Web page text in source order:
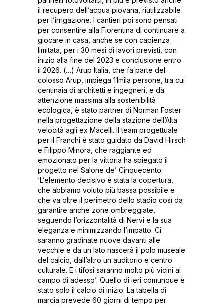
il recupero dell’acqua piovana, riutilizzabile
per l’irrigazione. I cantieri poi sono pensati
per consentire alla Fiorentina di continuare a
giocare in casa, anche se con capienza
limitata, per i 30 mesi di lavori previsti, con
inizio alla fine del 2023 e conclusione entro
il 2026. (…) Arup Italia, che fa parte del
colosso Arup, impiega 11mila persone, tra cui
centinaia di architetti e ingegneri, e dà
attenzione massima alla sostenibilità
ecologica, è stato partner di Norman Foster
nella progettazione della stazione dell’Alta
velocità agli ex Macelli. Il team progettuale
per il Franchi è stato guidato da David Hirsch
e Filippo Minora, che raggiante ed
emozionato per la vittoria ha spiegato il
progetto nel Salone de’ Cinquecento:
‘L’elemento decisivo è stata la copertura,
che abbiamo voluto più bassa possibile e
che va oltre il perimetro dello stadio così da
garantire anche zone ombreggiate,
seguendo l’orizzontalità di Nervi e la sua
eleganza e minimizzando l’impatto. Ci
saranno gradinate nuove davanti alle
vecchie e da un lato nascerà il polo museale
del calcio, dall’altro un auditorio e centro
culturale. E i tifosi saranno molto più vicini al
campo di adesso’. Quello di ieri comunque è
stato solo il calcio di inizio. La tabella di
marcia prevede 60 giorni di tempo per